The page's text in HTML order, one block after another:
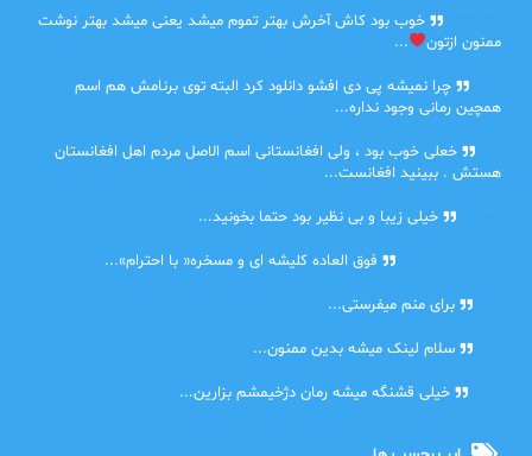
خوب بود کاش آخرش بهتر تموم میشد یعنی میشد بهتر نوشت
ممنون ازتون
...
چرا نمیشه پی دی افشو دانلود کرد البته توی برنامش هم اسم
همچین رمانی وجود نداره...
خعلی خوب بود ، ولی افغانستانی اسم الاصل مردم اهل افغانستان
هستش . ببینید افغانست...
خیلی زیبا و بی نظیر بود حتما بخونید...
فوق العاده کلیشه ای و مسخره« با احترام»...
برای منم میفرستی...
سلام لینک میشه بدین ممنون...
خیلی قشنگه میشه رمان دژخیمشم بزارین...